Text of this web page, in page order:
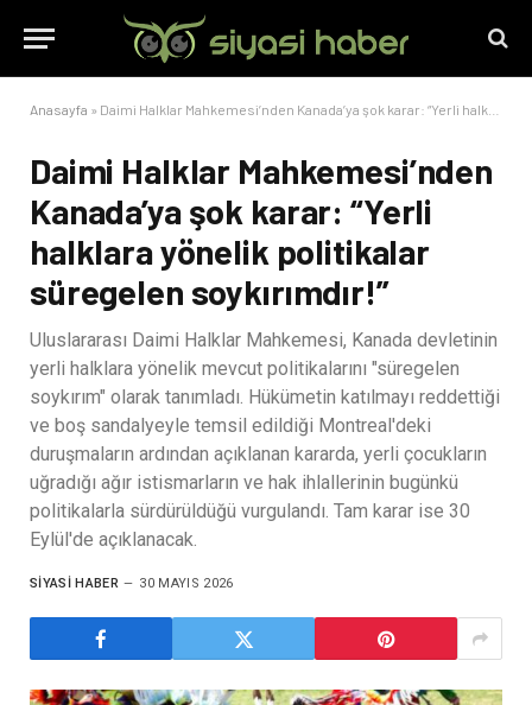
Anasayfa » Daimi Halklar Mahkemesi’nden Kanada’ya şok karar: “Yerli halklara yönelik politikalar süregelen soykırımdır!”
Daimi Halklar Mahkemesi’nden
Kanada’ya şok karar: “Yerli
halklara yönelik politikalar
süregelen soykırımdır!”
Uluslararası Daimi Halklar Mahkemesi, Kanada devletinin
yerli halklara yönelik mevcut politikalarını "süregelen
soykırım" olarak tanımladı. Hükümetin katılmayı reddettiği
ve boş sandalyeyle temsil edildiği Montreal'deki
duruşmaların ardından açıklanan kararda, yerli çocukların
uğradığı ağır istismarların ve hak ihlallerinin bugünkü
politikalarla sürdürüldüğü vurgulandı. Tam karar ise 30
Eylül'de açıklanacak.
SIYASI HABER 30 MAYIS 2026